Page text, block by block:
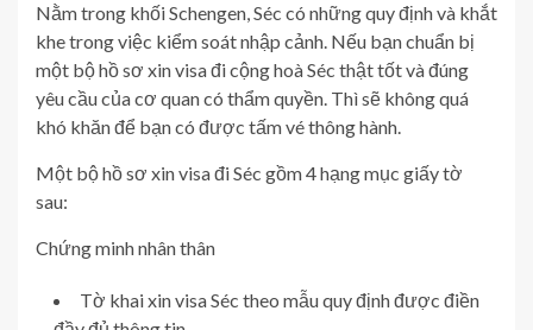
Nằm trong khối Schengen, Séc có những quy định và khắt
khe trong việc kiểm soát nhập cảnh. Nếu bạn chuẩn bị
một bộ hồ sơ xin visa đi cộng hoà Séc thật tốt và đúng
yêu cầu của cơ quan có thẩm quyền. Thì sẽ không quá
khó khăn để bạn có được tấm vé thông hành.
Một bộ hồ sơ xin visa đi Séc gồm 4 hạng mục giấy tờ
sau:
Chứng minh nhân thân
Tờ khai xin visa Séc theo mẫu quy định được điền